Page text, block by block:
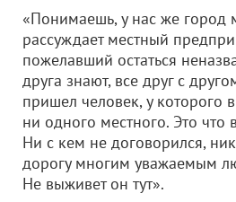
«Понимаешь, у нас же город
рассуждает местный
пожелавший остаться
друга знают, все друг с
пришел человек, у которого
ни одного местного. Это что
Ни с кем не договорился,
дорогу многим уважаемым
Не выживет он тут».